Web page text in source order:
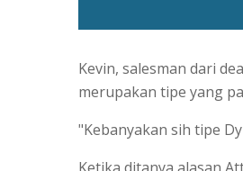
Kevin, salesman dari
merupakan tipe yang
"Kebanyakan sih tipe